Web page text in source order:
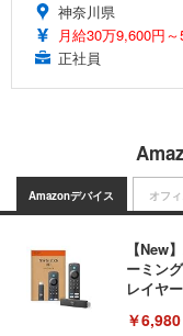
神奈川県
月給30万9,600円
正社員
Amazonデバイス
【New
ーミン
レイヤー
￥6,980
オフ